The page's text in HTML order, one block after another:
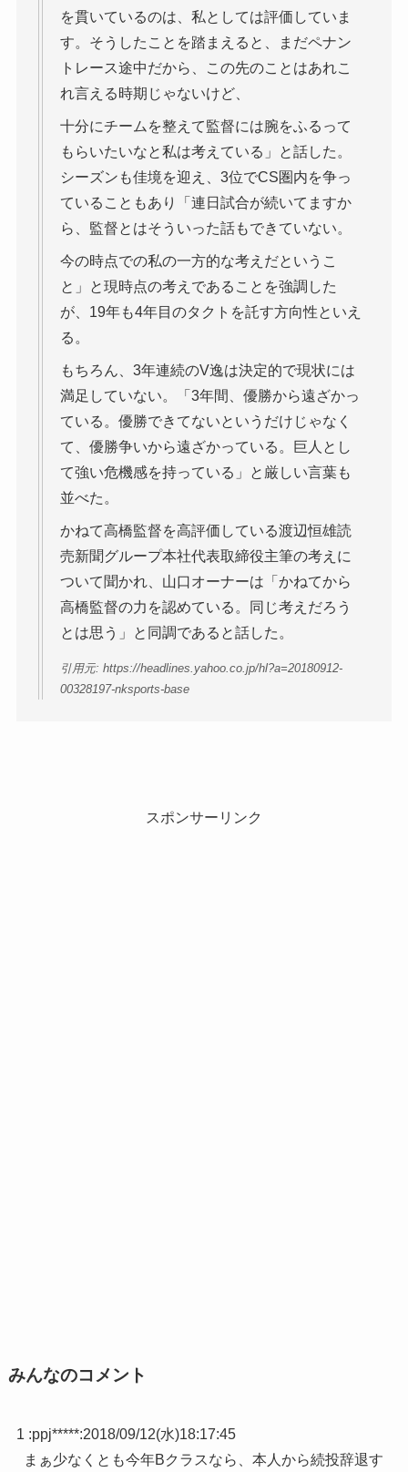
を貫いているのは、私としては評価していま
す。そうしたことを踏まえると、まだペナン
トレース途中だから、この先のことはあれこ
れ言える時期じゃないけど、
十分にチームを整えて監督には腕をふるって
もらいたいなと私は考えている」と話した。
シーズンも佳境を迎え、3位でCS圏内を争っ
ていることもあり「連日試合が続いてますか
ら、監督とはそういった話もできていない。
今の時点での私の一方的な考えだというこ
と」と現時点の考えであることを強調した
が、19年も4年目のタクトを託す方向性といえ
る。
もちろん、3年連続のV逸は決定的で現状には
満足していない。「3年間、優勝から遠ざかっ
ている。優勝できてないというだけじゃなく
て、優勝争いから遠ざかっている。巨人とし
て強い危機感を持っている」と厳しい言葉も
並べた。
かねて高橋監督を高評価している渡辺恒雄読
売新聞グループ本社代表取締役主筆の考えに
ついて聞かれ、山口オーナーは「かねてから
高橋監督の力を認めている。同じ考えだろう
とは思う」と同調であると話した。
引用元: https://headlines.yahoo.co.jp/hl?a=20180912-
00328197-nksports-base
スポンサーリンク
みんなのコメント
1 :ppj*****:2018/09/12(水)18:17:45
まぁ少なくとも今年Bクラスなら、本人から続投辞退す